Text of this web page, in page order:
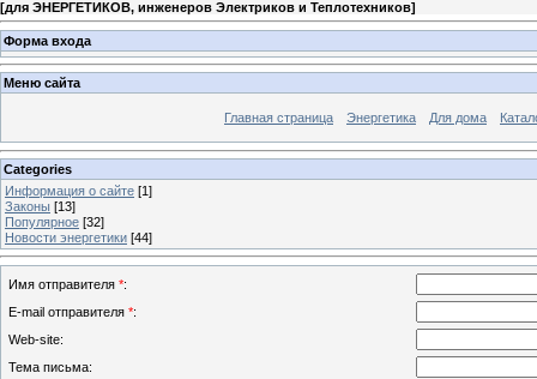
[для ЭНЕРГЕТИКОВ, инженеров Электриков и Теплотехников]
Форма входа
Меню сайта
Главная страница Энергетика Для дома
Categories
Информация о сайте [1]
Законы [13]
Популярное [32]
Новости энергетики [44]
Имя отправителя *:
E-mail отправителя *:
Web-site:
Тема письма: